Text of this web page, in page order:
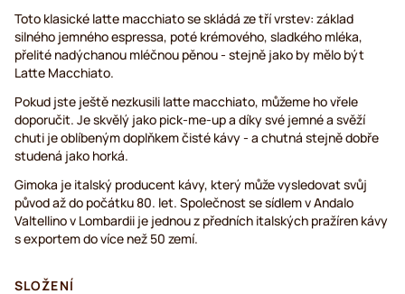
Toto klasické latte macchiato se skládá ze tří vrstev: základ
silného jemného espressa, poté krémového, sladkého mléka,
přelité nadýchanou mléčnou pěnou - stejně jako by mělo být
Latte Macchiato.
Pokud jste ještě nezkusili latte macchiato, můžeme ho vřele
doporučit. Je skvělý jako pick-me-up a díky své jemné a svěží
chuti je oblíbeným doplňkem čisté kávy - a chutná stejně dobře
studená jako horká.
Gimoka je italský producent kávy, který může vysledovat svůj
původ až do počátku 80. let. Společnost se sídlem v Andalo
Valtellino v Lombardii je jednou z předních italských pražíren kávy
s exportem do více než 50 zemí.
SLOŽENÍ